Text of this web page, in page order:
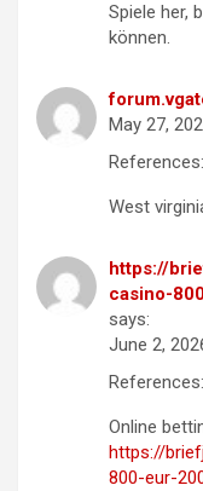
Spiele her,
können.
May 27,
References:
West
https://
casino-
says:
June 2,
References:
Online
https://
800-eur-